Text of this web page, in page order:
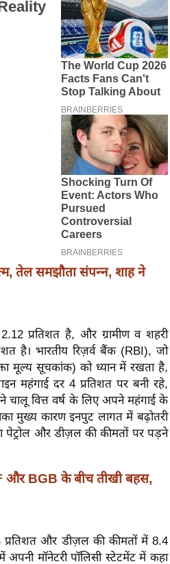
तेल समझौता संपन्न, शाह ने
प्रतिशत है, और ग्रामीण व शहरी
है। भारतीय रिज़र्व बैंक (RBI), जो
मूल्य सूचकांक) को ध्यान में रखता है,
महंगाई दर 4 प्रतिशत पर बनी रहे,
चालू वित्त वर्ष के लिए अपने महंगाई के
मुख्य कारण इनपुट लागत में बढ़ोतरी
पेट्रोल और डीज़ल की कीमतों पर पड़ने
BGB के बीच तीखी बहस,
और डीज़ल की कीमतों में 8.4
मॉनेटरी पॉलिसी स्टेटमेंट में कहा